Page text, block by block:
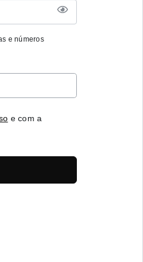
e números
e com a